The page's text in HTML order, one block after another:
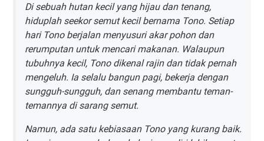
Di sebuah hutan kecil yang hijau dan tenang,
hiduplah seekor semut kecil bernama Tono. Setiap
hari Tono berjalan menyusuri akar pohon dan
rerumputan untuk mencari makanan. Walaupun
tubuhnya kecil, Tono dikenal rajin dan tidak pernah
mengeluh. Ia selalu bangun pagi, bekerja dengan
sungguh-sungguh, dan senang membantu teman-
temannya di sarang semut.
Namun, ada satu kebiasaan Tono yang kurang baik.